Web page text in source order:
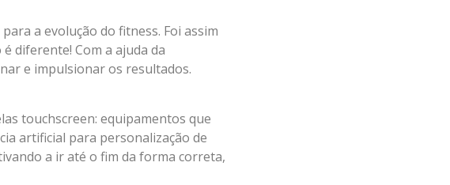
a evolução do fitness. Foi assim
diferente! Com a ajuda da
e impulsionar os resultados.
touchscreen: equipamentos que
artificial para personalização de
a ir até o fim da forma correta,